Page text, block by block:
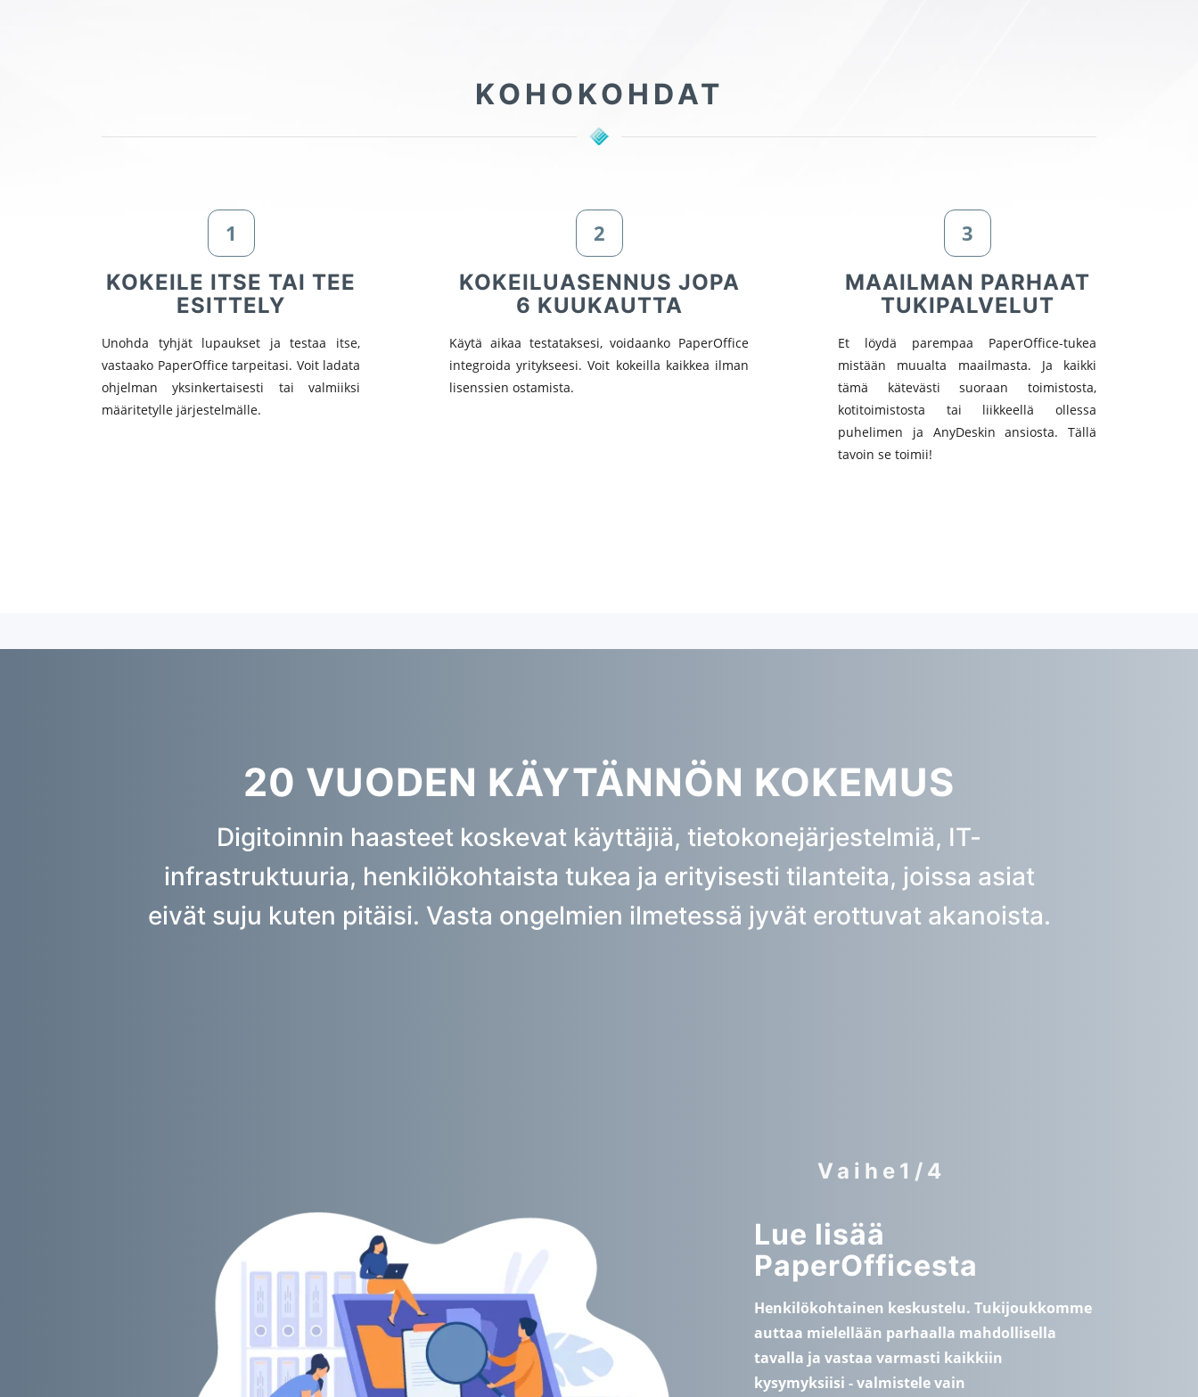
KOHOKOHDAT
1
KOKEILE ITSE TAI TEE
ESITTELY
Unohda tyhjät lupaukset ja testaa itse,
vastaako PaperOffice tarpeitasi. Voit ladata
ohjelman yksinkertaisesti tai valmiiksi
määritetylle järjestelmälle.
2
KOKEILUASENNUS JOPA
6 KUUKAUTTA
Käytä aikaa testataksesi, voidaanko PaperOffice
integroida yritykseesi. Voit kokeilla kaikkea ilman
lisenssien ostamista.
3
MAAILMAN PARHAAT
TUKIPALVELUT
Et löydä parempaa PaperOffice-tukea
mistään muualta maailmasta. Ja kaikki
tämä kätevästi suoraan toimistosta,
kotitoimistosta tai liikkeellä ollessa
puhelimen ja AnyDeskin ansiosta. Tällä
tavoin se toimii!
20 VUODEN KÄYTÄNNÖN KOKEMUS
Digitoinnin haasteet koskevat käyttäjiä, tietokonejärjestelmiä, IT-
infrastruktuuria, henkilökohtaista tukea ja erityisesti tilanteita, joissa asiat
eivät suju kuten pitäisi. Vasta ongelmien ilmetessä jyvät erottuvat akanoista.
Vaihe1/4
Lue lisää
PaperOfficesta
Henkilökohtainen keskustelu. Tukijoukkomme
auttaa mielellään parhaalla mahdollisella
tavalla ja vastaa varmasti kaikkiin
kysymyksiisi - valmistele vain